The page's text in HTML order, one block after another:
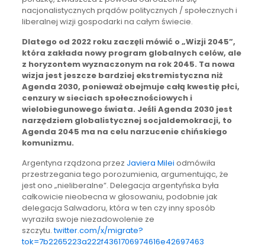
nacjonalistycznych prądów politycznych / społecznych i
liberalnej wizji gospodarki na całym świecie.
Dlatego od 2022 roku zaczęli mówić o „Wizji 2045”,
która zakłada nowy program globalnych celów, ale
z horyzontem wyznaczonym na rok 2045. Ta nowa
wizja jest jeszcze bardziej ekstremistyczna niż
Agenda 2030, ponieważ obejmuje całą kwestię płci,
cenzury w sieciach społecznościowych i
wielobiegunowego świata. Jeśli Agenda 2030 jest
narzędziem globalistycznej socjaldemokracji, to
Agenda 2045 ma na celu narzucenie chińskiego
komunizmu.
Argentyna rządzona przez Javiera Milei odmówiła
przestrzegania tego porozumienia, argumentując, że
jest ono „nieliberalne”. Delegacja argentyńska była
całkowicie nieobecna w głosowaniu, podobnie jak
delegacja Salwadoru, która w ten czy inny sposób
wyraziła swoje niezadowolenie ze
szczytu.twitter.com/x/migrate?
tok=7b2265223a222f4361706974616e42697463